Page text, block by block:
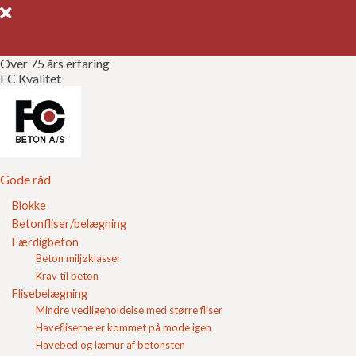
Over 75 års erfaring
FC Kvalitet
Gode råd
Blokke
Betonfliser/belægning
Færdigbeton
Beton miljøklasser
Krav til beton
Flisebelægning
Mindre vedligeholdelse med større fliser
Havefliserne er kommet på mode igen
Havebed og læmur af betonsten
Gode råd
Gør det selv
Kvalitetssikring
Brochurer
Referencer
Om FC
Kontakt
Fliser til indkørsel
Læggemønstre – Inspiration til
belægning
FC Betons læggemønstre giver inspiration til, hvordan
fliser og sten kan kombineres. Her vises klassiske og